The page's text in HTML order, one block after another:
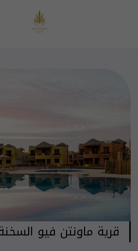
قرية ماونتن فيو السخنة